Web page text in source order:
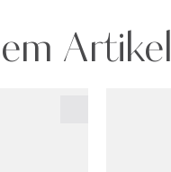
Artikel